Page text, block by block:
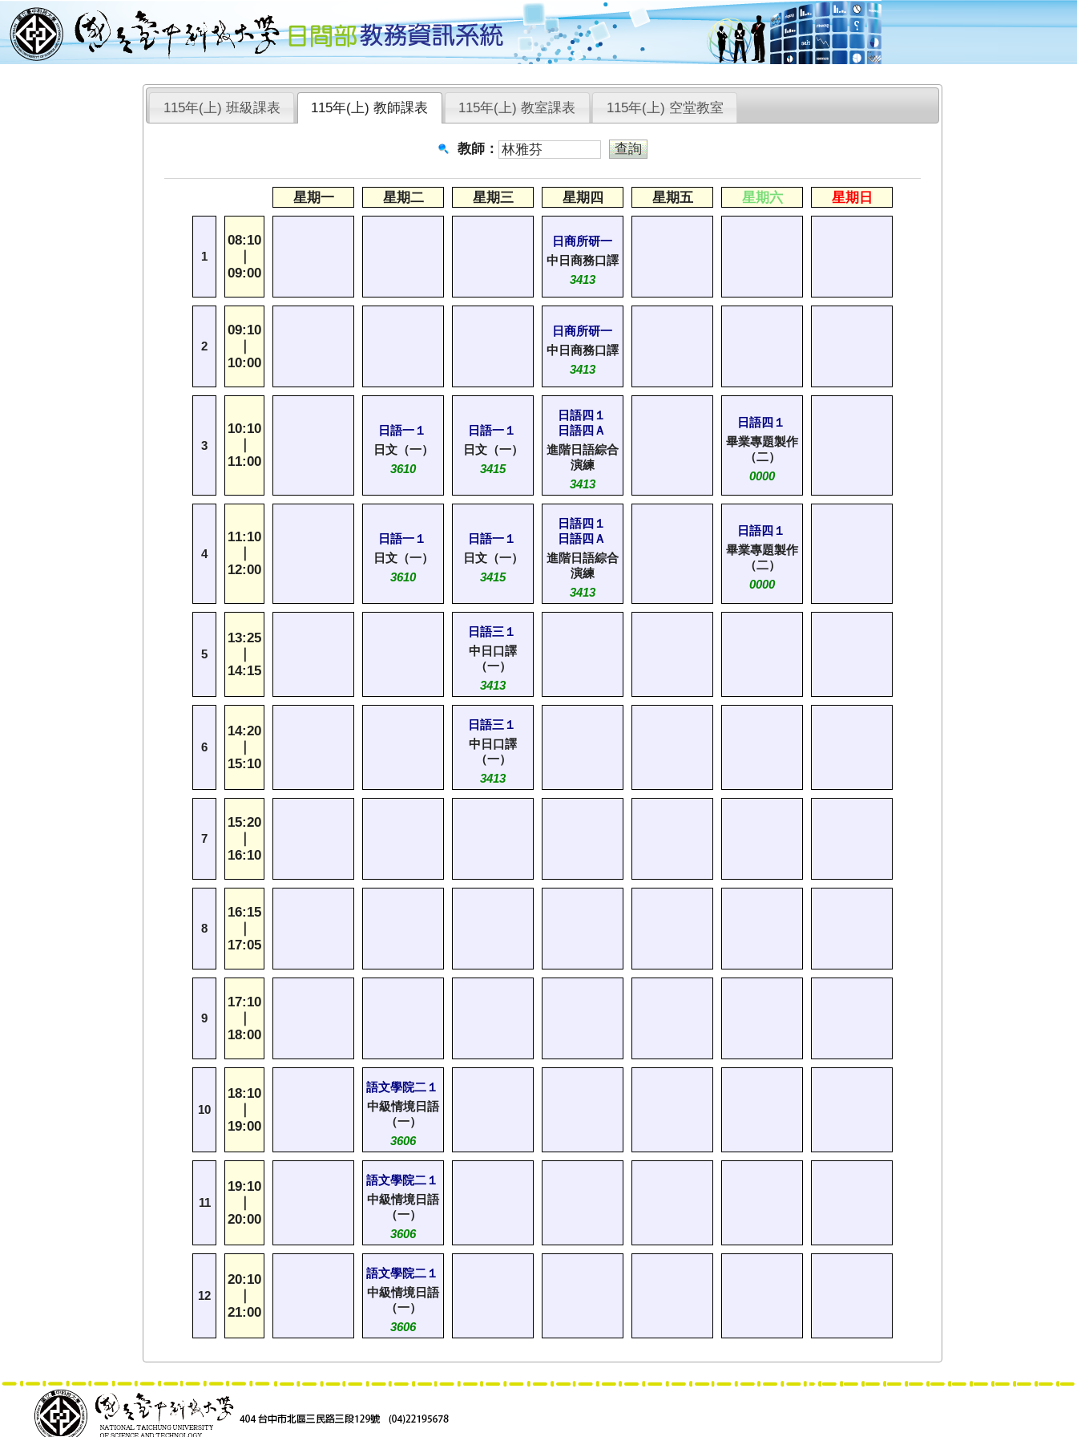
115年(上) 班級課表 115年(上) 教師課表 115年(上) 教室課表 115年(上) 空堂教室
教師：
星期一 星期二 星期三 星期四 星期五 星期六 星期日
1
08:10
09:00
日商所研一
中日商務口譯
3413
2
09:10
10:00
日商所研一
中日商務口譯
3413
3
10:10
11:00
日語一１
日文（一）
3610
日語一１
日文（一）
3415
日語四１
日語四Ａ
進階日語綜合
演練
3413
日語四１
畢業專題製作
（二）
0000
4
11:10
12:00
日語一１
日文（一）
3610
日語一１
日文（一）
3415
日語四１
日語四Ａ
進階日語綜合
演練
3413
日語四１
畢業專題製作
（二）
0000
5
13:25
14:15
日語三１
中日口譯
（一）
3413
6
14:20
15:10
日語三１
中日口譯
（一）
3413
7
15:20
16:10
8
16:15
17:05
9
17:10
18:00
10
18:10
19:00
語文學院二１
中級情境日語
（一）
3606
11
19:10
20:00
語文學院二１
中級情境日語
（一）
3606
12
20:10
21:00
語文學院二１
中級情境日語
（一）
3606